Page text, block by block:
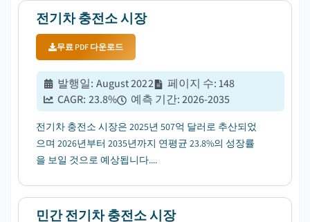
전기차 충전소 시장
무료 PDF 다운로드
발행일: August 2022 페이지 수:148
CAGR: 23.8% 예측 기간:2026-2035
전기차 충전소 시장은 2025년 507억 달러로 추산되었
으며 2026년부터 2035년까지 연평균 23.8%의 성장률
을 보일 것으로 예상됩니다....
민간 전기차 충전소 시장